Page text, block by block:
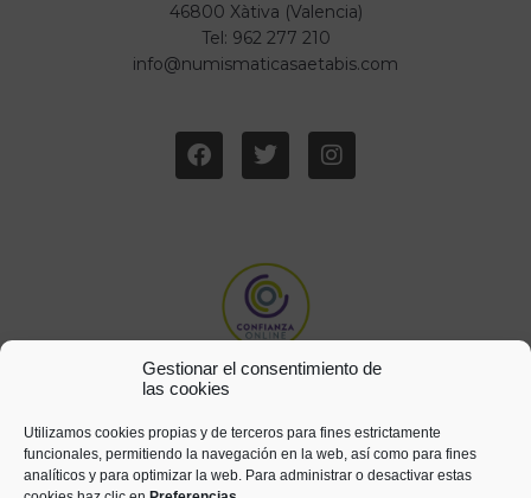
Gestionar el consentimiento de
las cookies
Utilizamos cookies propias y de terceros para fines estrictamente
funcionales, permitiendo la navegación en la web, así como para fines
analíticos y para optimizar la web. Para administrar o desactivar estas
46800 Xàtiva (Valencia)
Tel: 962 277 210
info@numismaticasaetabis.com